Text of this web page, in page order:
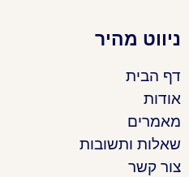
ניווט מהיר
דף הבית
אודות
מאמרים
שאלות ותשובות
צור קשר